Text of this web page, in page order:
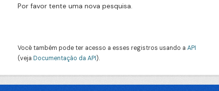
Por favor tente uma nova pesquisa.
Você também pode ter acesso a esses registros usando a API
(veja Documentação da API).